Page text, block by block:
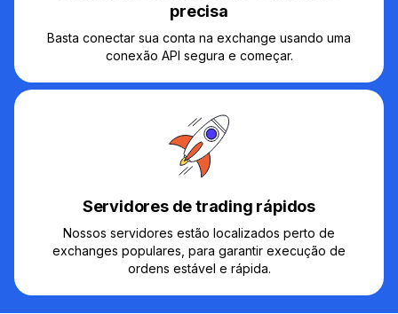
precisa
Basta conectar sua conta na exchange usando uma
conexão API segura e começar.
Servidores de trading rápidos
Nossos servidores estão localizados perto de
exchanges populares, para garantir execução de
ordens estável e rápida.